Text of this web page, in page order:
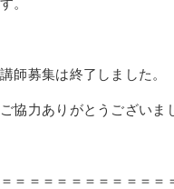
す。
講師募集は終了しました。
ご協力ありがとうございま
＝＝＝＝＝＝＝＝＝＝＝＝